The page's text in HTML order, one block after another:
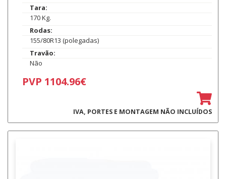
Tara:
170 Kg.
Rodas:
155/80R13 (polegadas)
Travão:
Não
PVP 1104.96€
IVA, PORTES E MONTAGEM NÃO INCLUÍDOS